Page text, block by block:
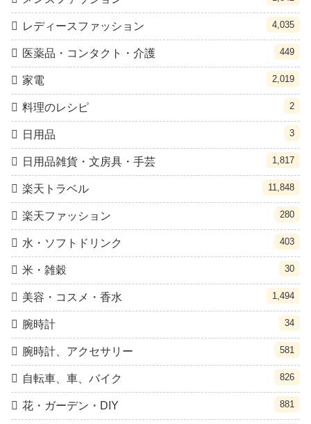
レディースファッション 4,035
医薬品・コンタクト・介護 449
家電 2,019
料理のレシピ 2
日用品 3
日用品雑貨・文房具・手芸 1,817
楽天トラベル 11,848
楽天ファッション 280
水・ソフトドリンク 403
米・雑穀 30
美容・コスメ・香水 1,494
腕時計 34
腕時計、アクセサリー 581
自転車、車、バイク 826
花・ガーデン・DIY 881